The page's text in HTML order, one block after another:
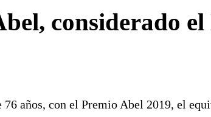
considerado el
años, con el Premio Abel 2019, el